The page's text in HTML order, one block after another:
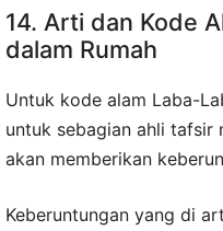
14. Arti dan Kode
dalam Rumah
Untuk kode alam Laba-
untuk sebagian ahli tafsir
akan memberikan
Keberuntungan yang di